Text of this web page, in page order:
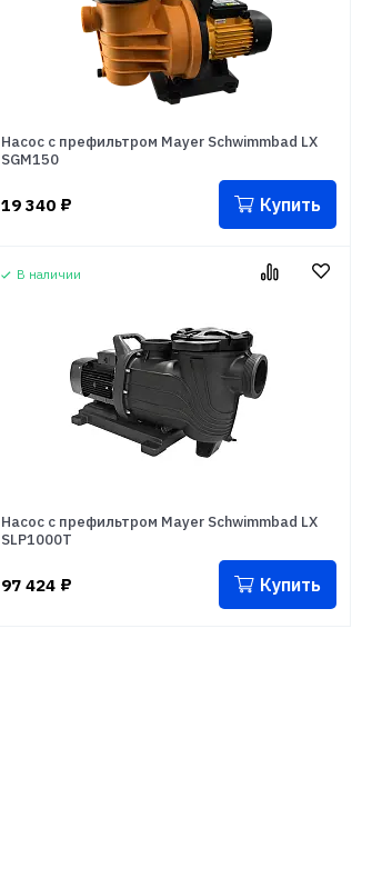
Насос с префильтром Mayer Schwimmbad LX
SGM150
19 340 ₽ Купить
В наличии
Насос с префильтром Mayer Schwimmbad LX
SLP1000T
97 424 ₽ Купить